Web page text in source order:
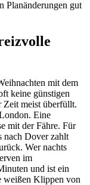
Planänderungen gut
mit dem
keine günstigen
Zeit meist überfüllt.
Eine
mit der Fähre. Für
nach Dover zahlt
Wer nachts
im
und ist ein
weißen Klippen von